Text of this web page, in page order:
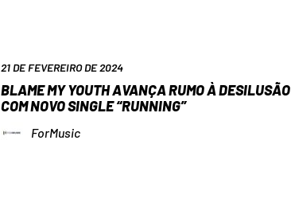
21 DE FEVEREIRO DE 2024
BLAME MY YOUTH AVANÇA RUMO À DESILUSÃO
COM NOVO SINGLE “RUNNING”
ForMusic